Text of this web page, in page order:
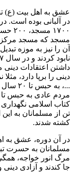
عشق به اهل بیت (ع)
در آلبانی بوده است.
۱۷۰۰ مسجد، ۲۰۰
مسجد که مسجد مرکزی
آن را نیز به موزه
داشتن اعتقادات
دینی را برپا دارد، مثلا
...، به حبس تا ۲۰ سال محکوم می شدند. بسیاری از بزرگان
کتاب اسلامی نگهداری
تن از مسلمانان به
کشته شدند.
در آن دوره، عشق به
مسلمانان به حسرت
مرگ انور خواجه،
جا کندند و آزادی